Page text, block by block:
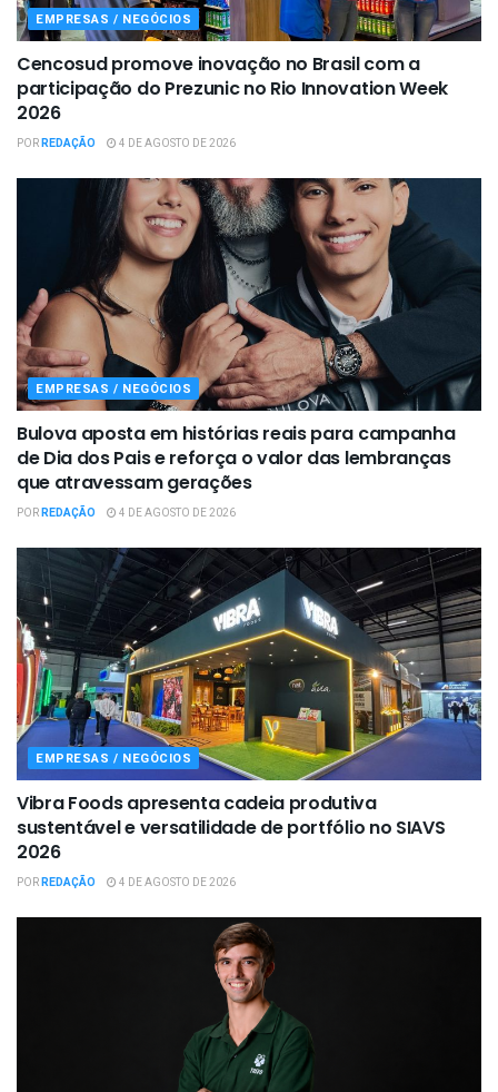
EMPRESAS / NEGÓCIOS
Cencosud promove inovação no Brasil com a
participação do Prezunic no Rio Innovation Week
2026
PORREDAÇÃO 4 DE AGOSTO DE 2026
EMPRESAS / NEGÓCIOS
Bulova aposta em histórias reais para campanha
de Dia dos Pais e reforça o valor das lembranças
que atravessam gerações
PORREDAÇÃO 4 DE AGOSTO DE 2026
EMPRESAS / NEGÓCIOS
Vibra Foods apresenta cadeia produtiva
sustentável e versatilidade de portfólio no SIAVS
2026
PORREDAÇÃO 4 DE AGOSTO DE 2026